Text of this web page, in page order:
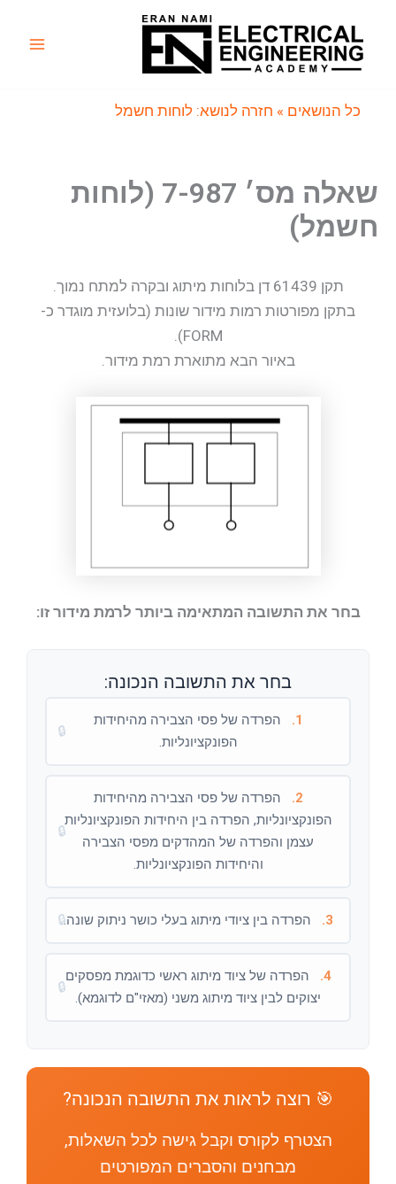
כל הנושאים » חזרה לנושא: לוחות חשמל
שאלה מס׳ 7-987 (לוחות
חשמל)
תקן 61439 דן בלוחות מיתוג ובקרה למתח נמוך.
בתקן מפורטות רמות מידור שונות (בלועזית מוגדר כ-
FORM).
באיור הבא מתוארת רמת מידור.
בחר את התשובה המתאימה ביותר לרמת מידור זו:
בחר את התשובה הנכונה:
1.
הפרדה של פסי הצבירה מהיחידות
הפונקציונליות.
🔒
2.
הפרדה של פסי הצבירה מהיחידות
הפונקציונליות, הפרדה בין היחידות הפונקציונליות
עצמן והפרדה של המהדקים מפסי הצבירה
והיחידות הפונקציונליות.
🔒
3. הפרדה בין ציודי מיתוג בעלי כושר ניתוק שונה.🔒
4.
הפרדה של ציוד מיתוג ראשי כדוגמת מפסקים
יצוקים לבין ציוד מיתוג משני (מאזי"ם לדוגמא).
🔒
🎯 רוצה לראות את התשובה הנכונה?
הצטרף לקורס וקבל גישה לכל השאלות,
מבחנים והסברים המפורטים